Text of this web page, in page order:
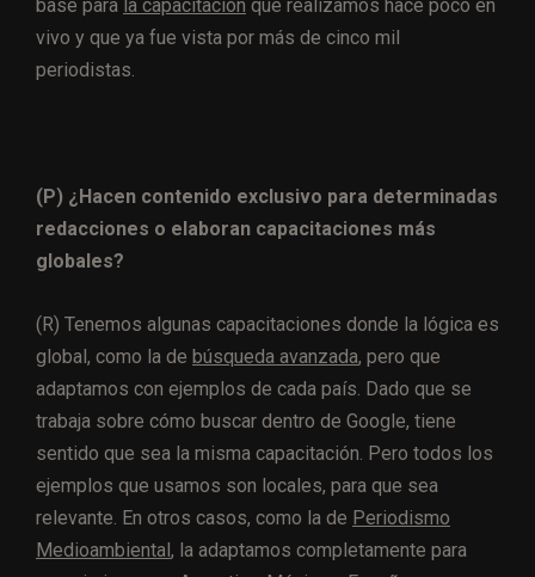
base para la capacitación que realizamos hace poco en
vivo y que ya fue vista por más de cinco mil
periodistas.
(P) ¿Hacen contenido exclusivo para determinadas
redacciones o elaboran capacitaciones más
globales?
(R) Tenemos algunas capacitaciones donde la lógica es
global, como la de búsqueda avanzada, pero que
adaptamos con ejemplos de cada país. Dado que se
trabaja sobre cómo buscar dentro de Google, tiene
sentido que sea la misma capacitación. Pero todos los
ejemplos que usamos son locales, para que sea
relevante. En otros casos, como la de Periodismo
Medioambiental , la adaptamos completamente para